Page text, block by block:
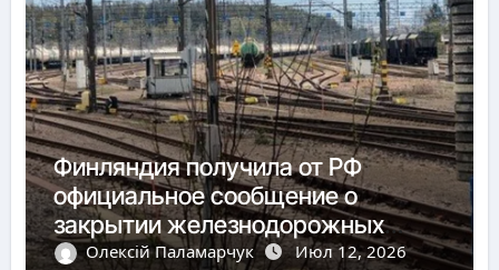
Финляндия получила от РФ
официальное сообщение о
закрытии железнодорожных
пунктов пропуска
Олексій Паламарчук Июл 12, 2026